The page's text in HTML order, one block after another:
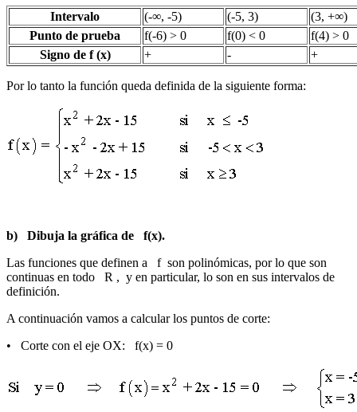
Intervalo (-∞, -5) (-5, 3)
(3, +∞)
Punto de prueba
f(-6) > 0 f(0) < 0
f(4) > 0
Signo de f (x)
+ - +
Por lo tanto la función queda definida de la siguiente forma:
b) Dibuja la gráfica de f(x).
Las funciones que definen a f son polinómicas, por lo que son
continuas en todo R , y en particular, lo son en sus intervalos de
definición.
A continuación vamos a calcular los puntos de corte:
• Corte con el eje OX: f(x) = 0